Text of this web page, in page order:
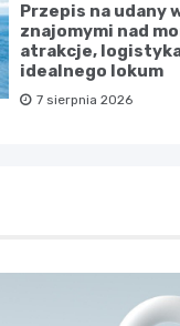
Przepis na udany
znajomymi nad
atrakcje,
idealnego lokum
7 sierpnia 2026